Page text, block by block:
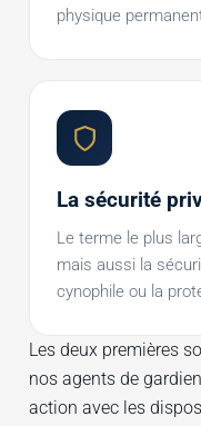
physique
La sécurité
Le terme le plus
mais aussi la
cynophile ou la
Les deux premières
nos agents de
action avec les